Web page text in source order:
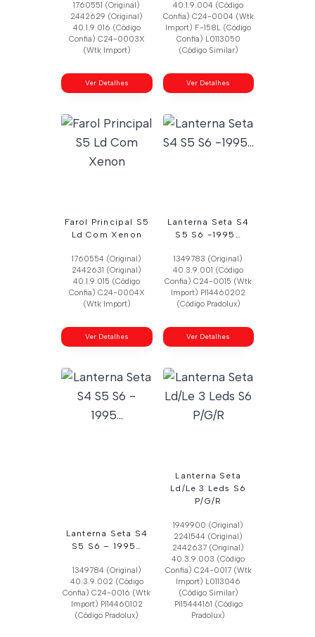
1760551 (Original)
2442629 (Original)
40.1.9.016 (Código
Confia) C24-0003X
(Wtk Import)
Ver Detalhes
40.1.9.004 (Código
Confia) C24-0004 (Wtk
Import) F-158L (Código
Confia) L0113050
(Código Similar)
Ver Detalhes
Farol Principal S5
Ld Com Xenon
1760554 (Original)
2442631 (Original)
40.1.9.015 (Código
Confia) C24-0004X
(Wtk Import)
Ver Detalhes
Lanterna Seta S4
S5 S6 -1995…
1349783 (Original)
40.3.9.001 (Código
Confia) C24-0015 (Wtk
Import) Pl14460202
(Código Pradolux)
Ver Detalhes
Lanterna Seta S4
S5 S6 – 1995…
1349784 (Original)
40.3.9.002 (Código
Confia) C24-0016 (Wtk
Import) Pl14460102
(Código Pradolux)
Lanterna Seta
Ld/Le 3 Leds S6
P/G/R
1949900 (Original)
2241544 (Original)
2442637 (Original)
40.3.9.003 (Código
Confia) C24-0017 (Wtk
Import) L0113046
(Código Similar)
Pl15444161 (Código
Pradolux)